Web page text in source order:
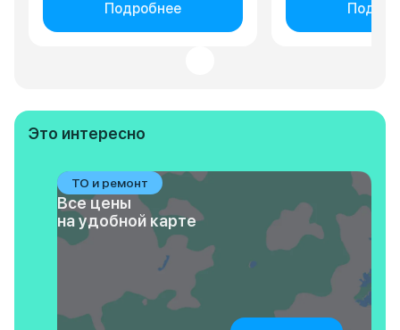
Подробнее
Это интересно
ТО и ремонт
Все цены
на удобной карте